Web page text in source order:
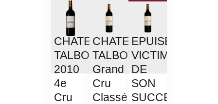
CHATEAU
TALBOT
2010
4e
Cru
CHATEAU
TALBOT
Grand
Cru
Classé
EPUISE
VICTIME
DE
SON
SUCCES